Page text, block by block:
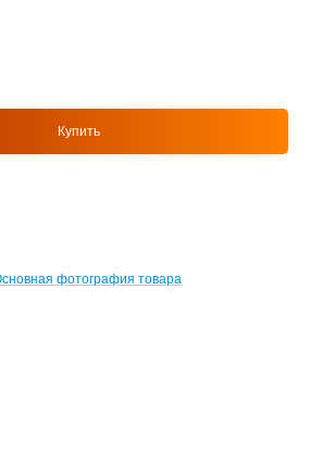
Купить